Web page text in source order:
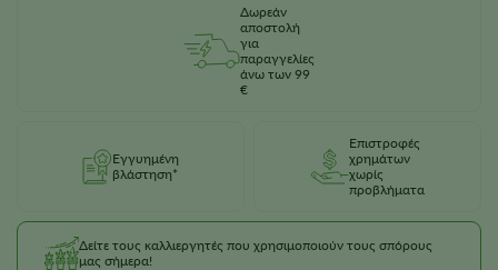
Δωρεάν
αποστολή
για
παραγγελίες
άνω των 99
€
Εγγυημένη
βλάστηση*
Επιστροφές
χρημάτων
χωρίς
προβλήματα
Δείτε τους καλλιεργητές που χρησιμοποιούν τους σπόρους
μας σήμερα!